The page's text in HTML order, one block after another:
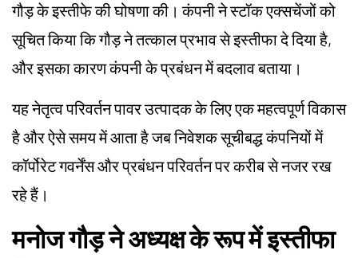
गौड़ के इस्तीफे की घोषणा की। कंपनी ने स्टॉक एक्सचेंजों को
सूचित किया कि गौड़ ने तत्काल प्रभाव से इस्तीफा दे दिया है,
और इसका कारण कंपनी के प्रबंधन में बदलाव बताया।
यह नेतृत्व परिवर्तन पावर उत्पादक के लिए एक महत्वपूर्ण विकास
है और ऐसे समय में आता है जब निवेशक सूचीबद्ध कंपनियों में
कॉर्पोरेट गवर्नेंस और प्रबंधन परिवर्तन पर करीब से नजर रख
रहे हैं।
मनोज गौड़ ने अध्यक्ष के रूप में इस्तीफा